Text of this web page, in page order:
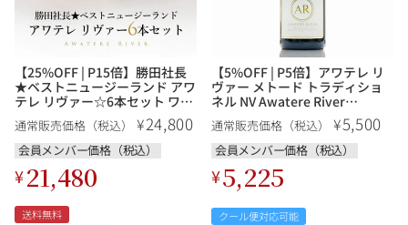
【25%OFF | P15倍】勝田社長
★ベストニュージーランド アワ
テレ リヴァー☆6本セット ワイ
ンセット《白ワイン×3・赤ワ
イン1・ロゼワイン1・スパーク
リング1》お試しスペシャル特
価 送料無料
通常販売価格（税込） ¥24,800
会員メンバー価格（税込）
¥21,480
送料無料
【5%OFF | P5倍】アワテレ リ
ヴァー メトード トラディショ
ネル NV Awatere River
Methode Traditionnelle ニュ
ージーランド スパークリングワ
イン
通常販売価格（税込） ¥5,500
会員メンバー価格（税込）
¥5,225
クール便対応可能